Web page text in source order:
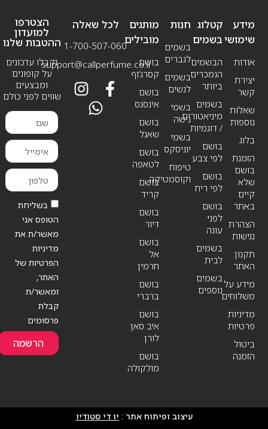
מידע
שימושי
אודות
יצירת
קשר
שאלות
נוספות
בלוג
הזמנת
בושם
שלא
קיים
באתר
הצהרת
נגישות
תקנון
האתר
מידע על
משלוחים
מדיניות
פרטיות
ביטול
הזמנה
חנות
בשמים
לגברים
בשמים
לנשים
בשמי
נישה
בשמי
יוניסקס
טיפוח
וקוסמטיקה
קטלוג
בשמים
הבשמים
הנמכרים
ביותר
בשמים
מיניאטורים
/ דוגמיות
בושם
לפי צבע
בושם
לפי ריח
בושם
לפני
עונה
בשמים
לבית
בשמים
נוספים
מותגים
מובילים
בושם
קסרג’וף
בושם
אינסנס
בושם
שאנל
בושם
לטאפה
בושם
קריד
בושם
דיור
בושם
אל
חרמין
בושם
ברברי
בושם
איב סאן
לורן
בושם
מולקולה
לכל שאלה
1-700-507-060
support@callperfume.co.il
הצטרפו
למועדון
ההטבות שלנו
וקבלו עדכונים
על קופונים
ומבצעים
שווים לפני כולם
בשליחת
הטופס אני
מאשר/ת את
מדיניות
הפרטיות של
האתר,
ומאשר/ת
קבלת
פרסומים
הרשמה
עיצוב ופיתוח אתר : יו די סטודיו